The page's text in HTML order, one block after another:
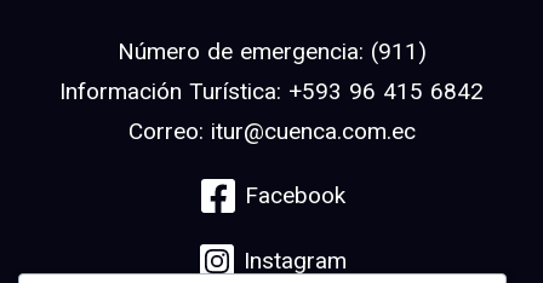
Número de emergencia: (911)
Información Turística: +593 96 415 6842
Correo: itur@cuenca.com.ec
Facebook
Instagram